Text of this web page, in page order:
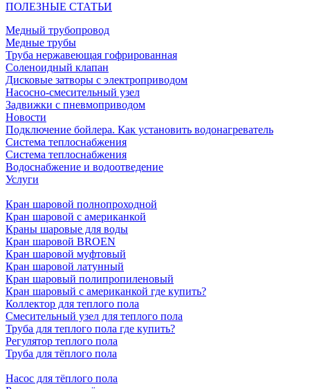
ПОЛЕЗНЫЕ СТАТЬИ
Медный трубопровод
Медные трубы
Труба нержавеющая гофрированная
Соленоидный клапан
Дисковые затворы с электроприводом
Насосно-смесительный узел
Задвижки с пневмоприводом
Новости
Подключение бойлера. Как установить водонагреватель
Система теплоснабжения
Система теплоснабжения
Водоснабжение и водоотведение
Услуги
Кран шаровой полнопроходной
Кран шаровой с американкой
Краны шаровые для воды
Кран шаровой BROEN
Кран шаровой муфтовый
Кран шаровой латунный
Кран шаровый полипропиленовый
Кран шаровый с американкой где купить?
Коллектор для теплого пола
Смесительный узел для теплого пола
Труба для теплого пола где купить?
Регулятор теплого пола
Труба для тёплого пола
Насос для тёплого пола